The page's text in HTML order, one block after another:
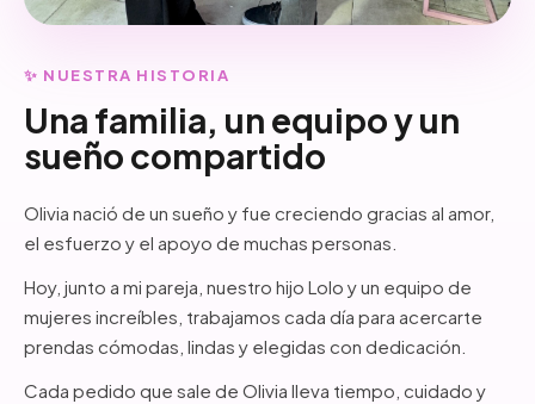
✨ NUESTRA HISTORIA
Una familia, un equipo y un
sueño compartido
Olivia nació de un sueño y fue creciendo gracias al amor,
el esfuerzo y el apoyo de muchas personas.
Hoy, junto a mi pareja, nuestro hijo Lolo y un equipo de
mujeres increíbles, trabajamos cada día para acercarte
prendas cómodas, lindas y elegidas con dedicación.
Cada pedido que sale de Olivia lleva tiempo, cuidado y